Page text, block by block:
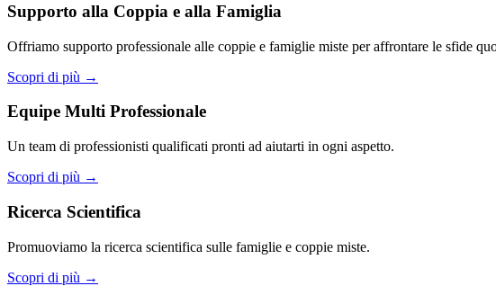
Supporto alla Coppia e alla Famiglia
Offriamo supporto professionale alle coppie e famiglie miste per affrontare le sfide
Scopri di più →
Equipe Multi Professionale
Un team di professionisti qualificati pronti ad aiutarti in ogni aspetto.
Scopri di più →
Ricerca Scientifica
Promuoviamo la ricerca scientifica sulle famiglie e coppie miste.
Scopri di più →